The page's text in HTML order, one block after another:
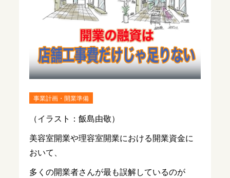
事業計画・開業準備
（イラスト：飯島由敬）
美容室開業や理容室開業における開業資金に
おいて、
多くの開業者さんが最も誤解しているのが